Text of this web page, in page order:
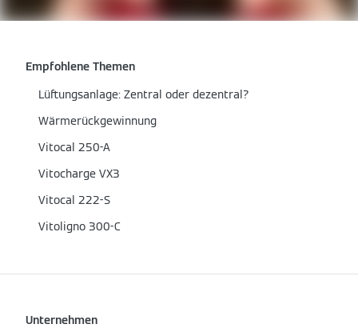
Empfohlene Themen
Lüftungsanlage: Zentral oder dezentral?
Wärmerückgewinnung
Vitocal 250-A
Vitocharge VX3
Vitocal 222-S
Vitoligno 300-C
Unternehmen